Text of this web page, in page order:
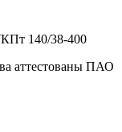
140/38-400
аттестованы ПАО